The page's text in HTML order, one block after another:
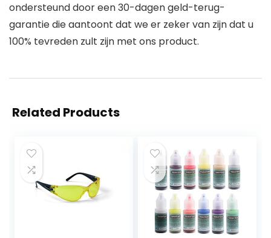
ondersteund door een 30-dagen geld-terug-
garantie die aantoont dat we er zeker van zijn dat u
100% tevreden zult zijn met ons product.
Related Products